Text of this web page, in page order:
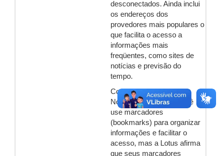
desconectados. Ainda inclui
os endereços dos
provedores mais populares o
que facilita o acesso a
informações mais
freqüentes, como sites de
notícias e previsão do
tempo.
Como um navegador, o
Notes 5 permite que você
use marcadores
(bookmarks) para organizar
informações e facilitar o
acesso, mas a Lotus afirma
que seus marcadores